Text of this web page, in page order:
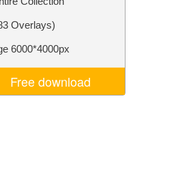
Overlays)
6000*4000px
Free download